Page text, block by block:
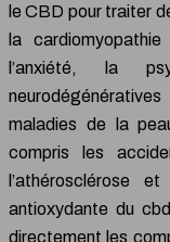
le CBD pour traiter
la
l’anxiété, la
maladies de la
compris les
l’athérosclérose
antioxydante du
directement les